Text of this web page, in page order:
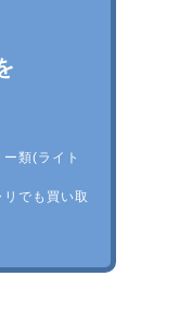
類(ライト
でも買い取